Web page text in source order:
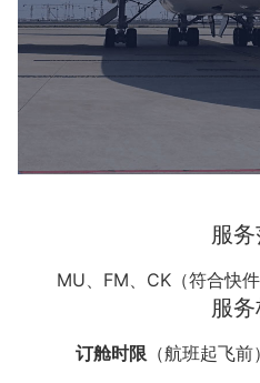
服
MU、FM、CK（符合快
服
订舱时限 （航班起飞前